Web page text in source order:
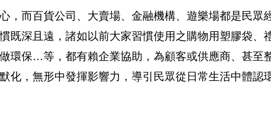
，而百貨公司、大賣場、金融機構、遊樂場都是民眾
既深且遠，諸如以前大家習慣使用之購物用塑膠袋、
環保…等，都有賴企業協助，為顧客或供應商、甚至
化，無形中發揮影響力，導引民眾從日常生活中體認